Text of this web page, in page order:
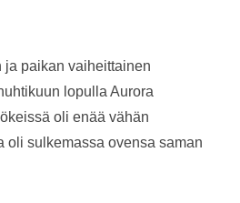
paikan vaiheittainen
lopulla Aurora
oli enää vähän
oli sulkemassa ovensa saman